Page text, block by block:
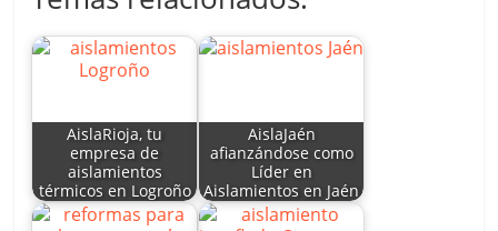
s
A
p
p
e
dI
n
er e
o
o
k
l p
tir
AislaRioja, tu
empresa de
aislamientos
térmicos en Logroño
AislaJaén
afianzándose como
Líder en
Aislamientos en Jaén